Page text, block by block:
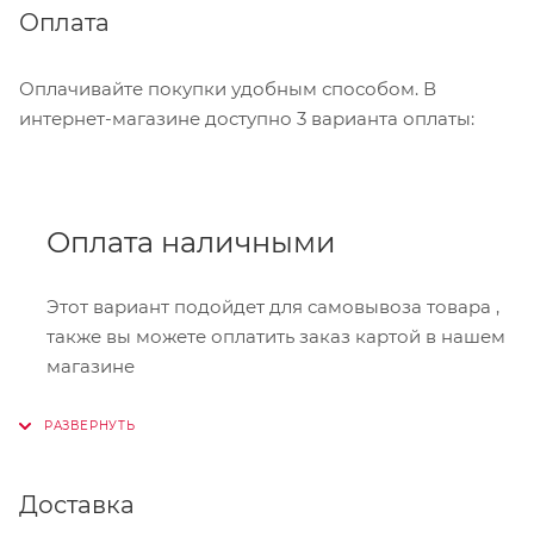
Нажмите кнопку «Оформить заказ».
Оплата
Оплачивайте покупки удобным способом. В
интернет-магазине доступно 3 варианта оплаты:
Оплата наличными
Этот вариант подойдет для самовывоза товара ,
также вы можете оплатить заказ картой в нашем
магазине
Онлайн-оплата
При оформлении заказа в корзине вы можете
Доставка